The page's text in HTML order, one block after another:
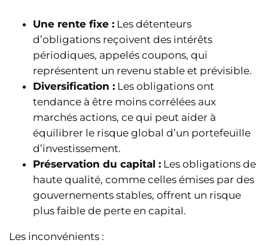
Une rente fixe : Les détenteurs
d’obligations reçoivent des intérêts
périodiques, appelés coupons, qui
représentent un revenu stable et prévisible.
Diversification : Les obligations ont
tendance à être moins corrélées aux
marchés actions, ce qui peut aider à
équilibrer le risque global d’un portefeuille
d’investissement.
Préservation du capital : Les obligations de
haute qualité, comme celles émises par des
gouvernements stables, offrent un risque
plus faible de perte en capital.
Les inconvénients :